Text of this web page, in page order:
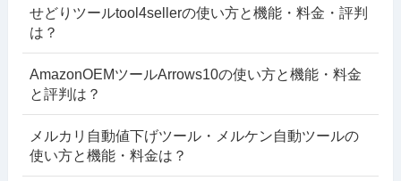
せどりツールtool4sellerの使い方と機能・料金・評判
は？
AmazonOEMツールArrows10の使い方と機能・料金
と評判は？
メルカリ自動値下げツール・メルケン自動ツールの
使い方と機能・料金は？